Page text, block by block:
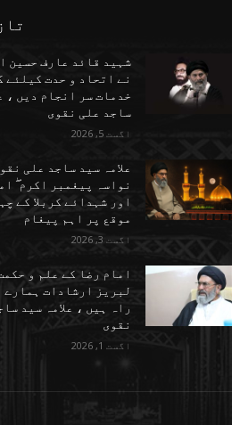
شہید قائد عارف حسین
نے اتحاد و حدت کیلئے
خدمات سر انجام دیں ،
ساجد علی نقوی
اگست 5, 2026
علامہ سید ساجد علی
نواسہ پیغمبر اکرم
اور شہدائے کربلا کے
موقع پر اہم پیغام
اگست 3, 2026
امام رضا کے علم و
لبریز ارشادات ہمارے
راہ ہیں ، علامہ سید
نقوی
اگست 1, 2026